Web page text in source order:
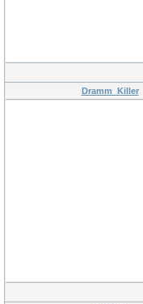
Dramm_Killer